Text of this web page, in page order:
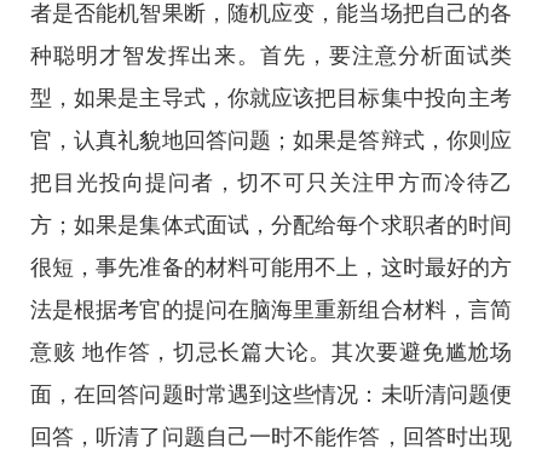
者是否能机智果断，随机应变，能当场把自己的各
种聪明才智发挥出来。首先，要注意分析面试类
型，如果是主导式，你就应该把目标集中投向主考
官，认真礼貌地回答问题；如果是答辩式，你则应
把目光投向提问者，切不可只关注甲方而冷待乙
方；如果是集体式面试，分配给每个求职者的时间
很短，事先准备的材料可能用不上，这时最好的方
法是根据考官的提问在脑海里重新组合材料，言简
意赅 地作答，切忌长篇大论。其次要避免尴尬场
面，在回答问题时常遇到这些情况：未听清问题便
回答，听清了问题自己一时不能作答，回答时出现